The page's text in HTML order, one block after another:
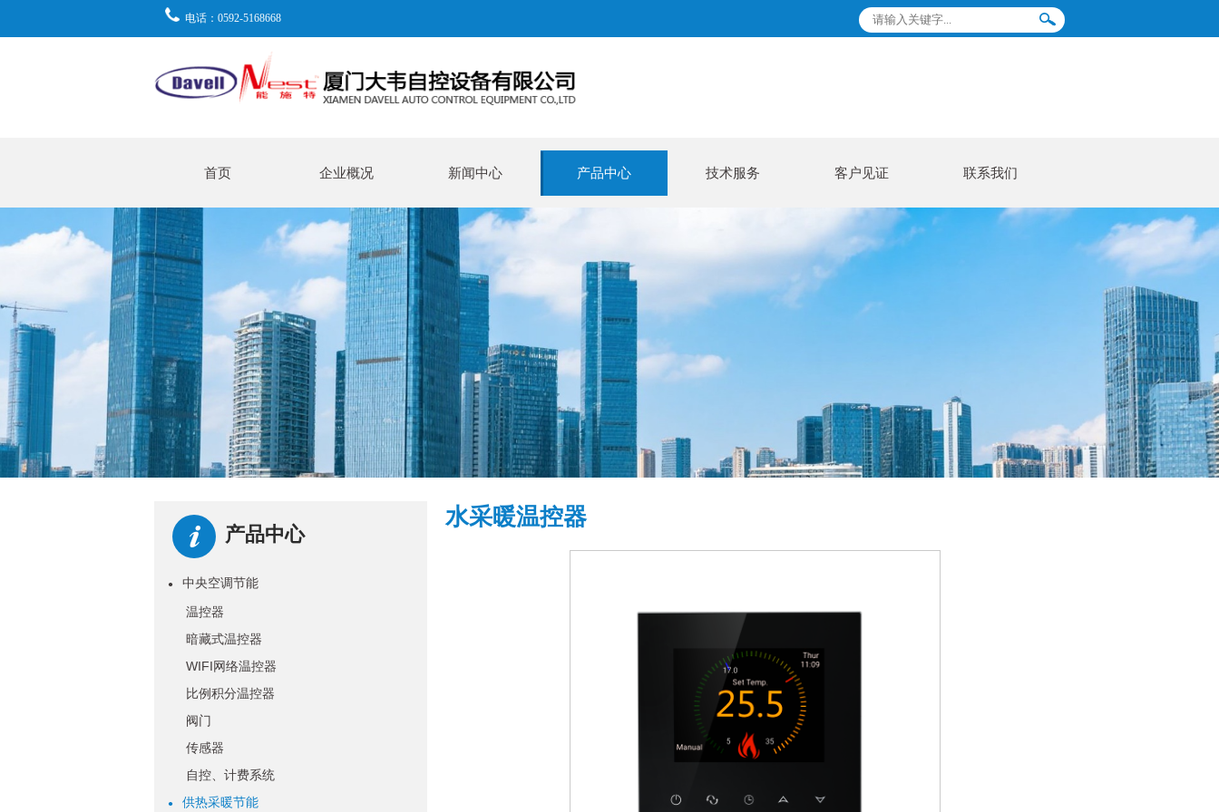
电话：0592-5168668
首页 企业概况 新闻中心 产品中心 技术服务 客户见证 联系我们
产品中心
●
中央空调节能
温控器
暗藏式温控器
WIFI网络温控器
比例积分温控器
阀门
传感器
自控、计费系统
● 供热采暖节能
水采暖温控器